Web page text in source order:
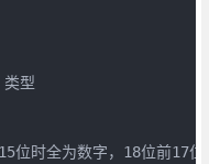
类型
位时全为数字，18位前17